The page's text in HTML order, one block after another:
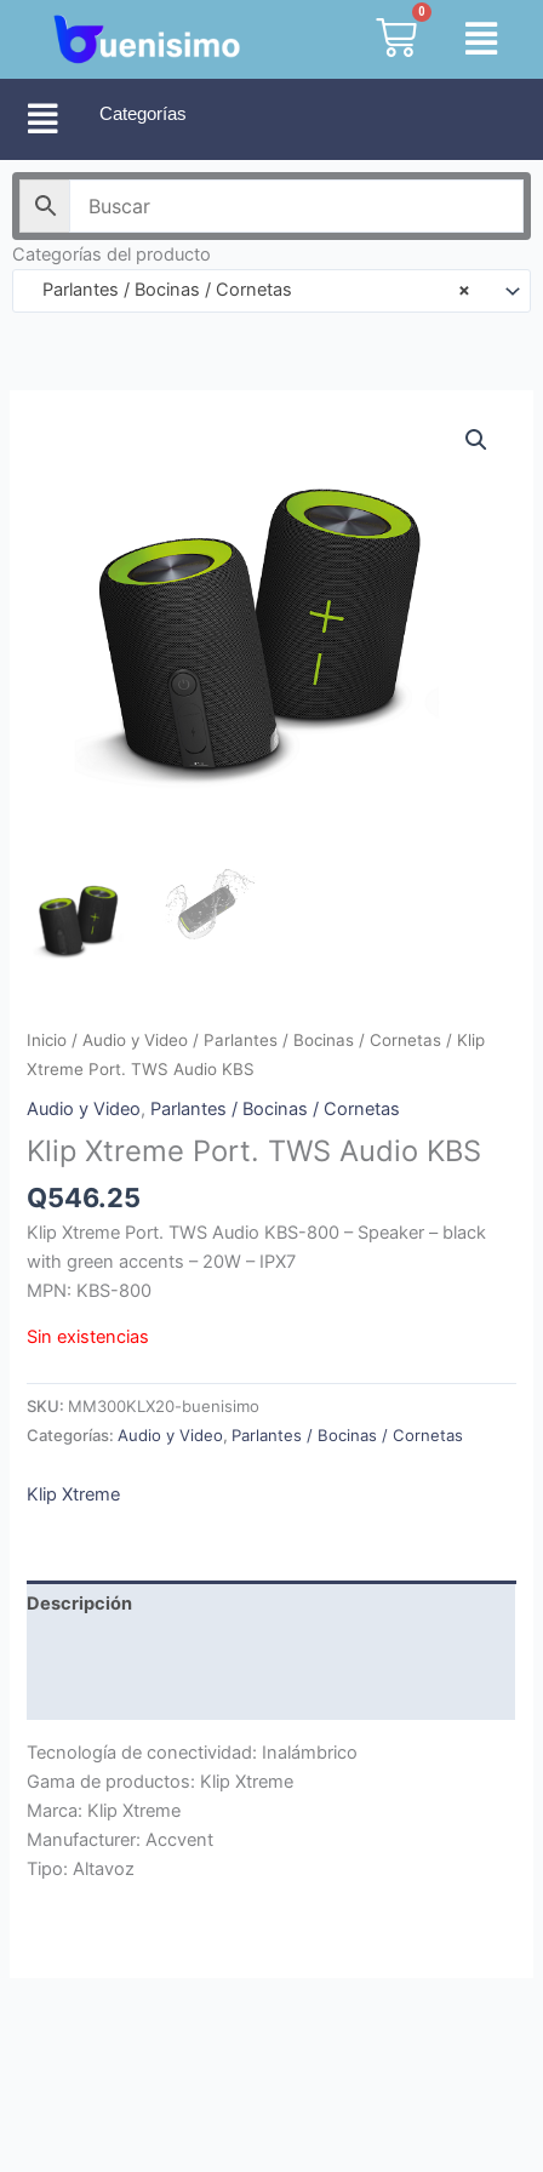
contenido
0
Cart
Categorías
Categorías del producto
×
Parlantes / Bocinas / Cornetas
Inicio /Audio y Video / Parlantes / Bocinas / Cornetas / Klip
Xtreme Port. TWS Audio KBS
Audio y Video, Parlantes / Bocinas / Cornetas
Klip Xtreme Port. TWS Audio KBS
Q546.25
Klip Xtreme Port. TWS Audio KBS-800 – Speaker – black
with green accents – 20W – IPX7
MPN: KBS-800
Sin existencias
SKU: MM300KLX20-buenisimo
Categorías:Audio y Video, Parlantes / Bocinas / Cornetas
Klip Xtreme
Descripción
Tecnología de conectividad: Inalámbrico
Gama de productos: Klip Xtreme
Marca: Klip Xtreme
Manufacturer: Accvent
Tipo: Altavoz